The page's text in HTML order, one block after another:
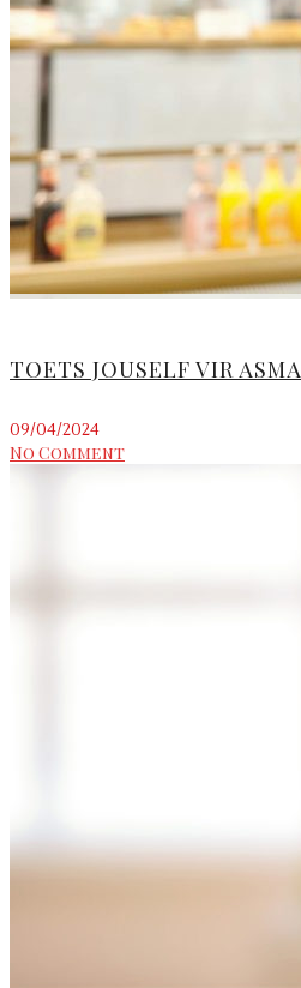
TOETS JOUSELF VIR ASMA
09/04/2024
No Comment